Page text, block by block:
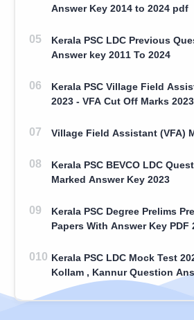
Answer Key 2014 to 2024 pdf
Kerala PSC LDC Previous
Answer key 2011 To 2024
Kerala PSC Village Field
2023 - VFA Cut Off Marks 2023
Village Field Assistant (VFA)
Kerala PSC BEVCO LDC
Marked Answer Key 2023
Kerala PSC Degree Prelims
Papers With Answer Key PDF
Kerala PSC LDC Mock Test
Kollam , Kannur Question